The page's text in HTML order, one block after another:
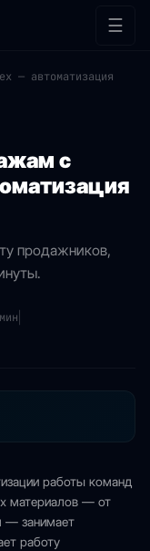
☰
— автоматизация
с
продажников,
работы команд
материалов — от
— занимает
работу